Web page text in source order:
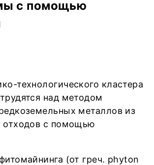
с помощью
технологического кластера
над методом
металлов из
отходов с помощью
(от греч. phyton